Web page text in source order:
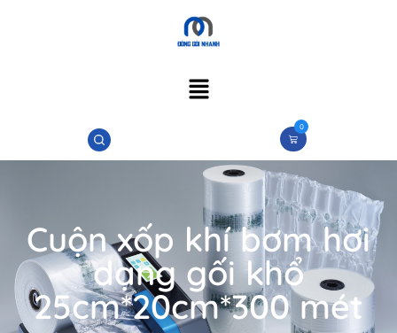
0
Cuộn xốp khí bơm hơi
dạng gối khổ
25cm*20cm*300 mét